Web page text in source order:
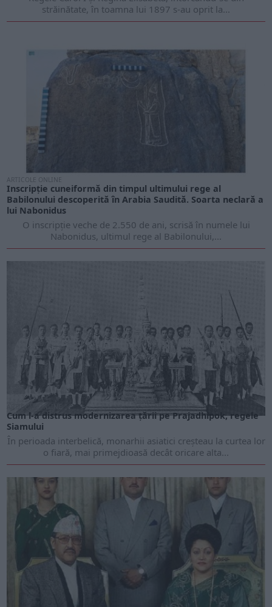
străinătate, în toamna lui 1897 s-au oprit la...
ARTICOLE ONLINE
Inscripție cuneiformă din timpul ultimului rege al
Babilonului descoperită în Arabia Saudită. Soarta neclară a
lui Nabonidus
O inscripție veche de 2.550 de ani, scrisă în numele lui
Nabonidus, ultimul rege al Babilonului,...
ARTICOLE ONLINE
Cum l-a distrus modernizarea țării pe Prajadhipok, regele
Siamului
În perioada interbelică, monarhii asiatici creșteau la curtea lor
o fiară, mai primejdioasă decât oricare alta...